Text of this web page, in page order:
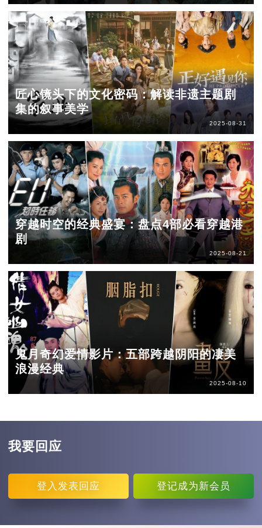
匠心镜头下的文化密码：解读非遗主题剧
集的叙事美学
2025-08-31
穿越时空的经典盛宴：盘点4部必看穿越港
剧
2025-08-21
鬼月奇幻爱情影片：五部跨越阴阳的凄美
浪漫经典
2025-08-10
我要回应
登入 发表回应 登记成为新会员